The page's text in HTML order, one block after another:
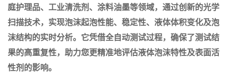
庭护理品、工业清洗剂、涂料油墨等领域，通过创新的光学
扫描技术，实现泡沫起泡性能、稳定性、液体体积变化及泡
沫结构的实时分析。它凭借全自动测试过程，确保了测试结
果的高重复性，助力您更精准地评估液体泡沫特性及表面活
性剂的影响。